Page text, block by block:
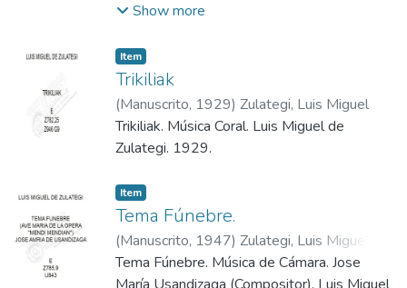
Show more
Item
Trikiliak
(Manuscrito, 1929) Zulategi, Luis Miguel
Trikiliak. Música Coral. Luis Miguel de
Zulategi. 1929.
Item
Tema Fúnebre.
(Manuscrito, 1947) Zulategi, Luis Miguel
(Arreglista);Usandizaga, Jose María
Tema Fúnebre. Música de Cámara. Jose